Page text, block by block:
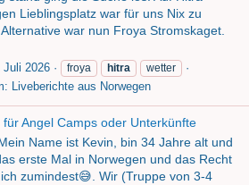
Lieblingsplatz war für uns Nix zu
war nun Froya Stromskaget.
Juli 2026 froya hitra wetter
Liveberichte aus Norwegen
Angel Camps oder Unterkünfte
Name ist Kevin, bin 34 Jahre alt und
erste Mal in Norwegen und das Recht
zumindest😅. Wir (Truppe von 3-4